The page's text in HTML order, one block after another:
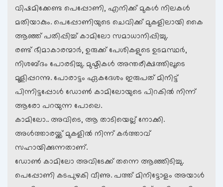
വിഷമിക്കേണ്ട പെപ്പോണി, എനിക്ക് മുകള്‍ നിലകള്‍
മതിയാകും. പെപ്പോണിയുടെ ചെവിക്ക് മുകളിലായി കൈ
ആഞ്ഞ് പതി‍പ്പിച്ച് കാമിലോ സമാധാനിപ്പിച്ചു.
രണ്ട് ഭീമാകാരന്മാര്‍, ഉരുക്ക് പേശികളുടെ ഉടമസ്ഥര്‍,
നിശബ്ദം പോരടിച്ചു‍. മുഷ്ടികള്‍ അന്തരീക്ഷത്തിലൂടെ
മൂളിപ്പറന്നു. പോരാട്ടം ഏകദേശം ഇരുപത് മിനിട്ട്
പിന്നിട്ടപ്പോള്‍ ഡോണ്‍ കാമിലോയുടെ പിറകില്‍ നിന്ന്
ആരോ പറയുന്ന പോലെ.
കാമിലോ.. അവിടെ, ആ താടിയെല്ല് നോക്കി.
അള്‍ത്താരയ്ക്ക് മുകളില്‍ നിന്ന് കര്‍ത്താവ്
സഹായിക്കുന്നതാണ്.
ഡോണ്‍ കാമിലോ അവിടേക്ക് തന്നെ ആഞ്ഞിടിച്ചു.
പെപ്പോണി കടപുഴകി വീണു. പത്ത് മിനിട്ടോളം അയാള്‍